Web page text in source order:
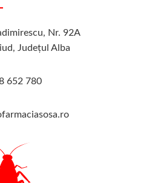
Nr. 92A
Judeţul Alba
652 780